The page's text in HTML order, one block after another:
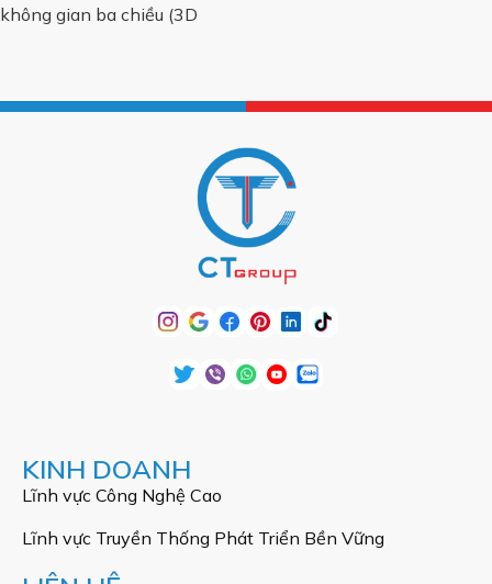
không gian ba chiều (3D
KINH DOANH
Lĩnh vực Công Nghệ Cao
Lĩnh vực Truyền Thống Phát Triển Bền Vững